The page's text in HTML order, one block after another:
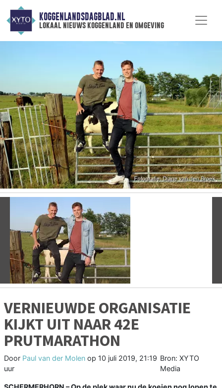
KOGGENLANDSDAGBLAD.NL
lokaal nieuws koggenland en omgeving
Vorige
VERNIEUWDE ORGANISATIE
KIJKT UIT NAAR 42E
PRUTMARATHON
Door Paul van der Molen op 10 juli 2019, 21:19
uur
Bron: XYTO
Media